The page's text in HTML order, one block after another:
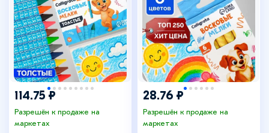
114.75 ₽
Разрешён к продаже на
маркетах
28.76 ₽
Разрешён к продаже на
маркетах